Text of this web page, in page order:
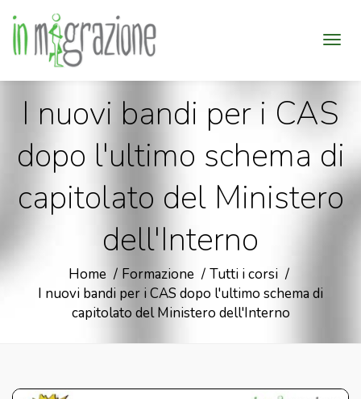
I nuovi bandi per i CAS
dopo l'ultimo schema di
capitolato del Ministero
dell'Interno
Home Formazione
Tutti i corsi
I nuovi bandi per i CAS dopo l'ultimo schema di
capitolato del Ministero dell'Interno